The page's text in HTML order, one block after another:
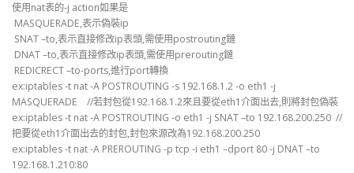
使用nat表的-j action如果是
MASQUERADE,表示偽裝ip
SNAT –to,表示直接修改ip表頭,需使用postrouting鏈
DNAT –to,表示直接修改ip表頭,需使用prerouting鏈
REDICRECT –to-ports,進行port轉換
ex:iptables -t nat -A POSTROUTING -s 192.168.1.2 -o eth1 -j
MASQUERADE //若封包從192.168.1.2來且要從eth1介面出去,則將封包偽裝
ex:iptables -t nat -A POSTROUTING -o eth1 -j SNAT –to 192.168.200.250 //
把要從eth1介面出去的封包,封包來源改為192.168.200.250
ex:iptables -t nat -A PREROUTING -p tcp -i eth1 –dport 80 -j DNAT –to
192.168.1.210:80